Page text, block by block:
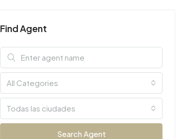
Find Agent
All Categories
Todas las ciudades
Search Agent